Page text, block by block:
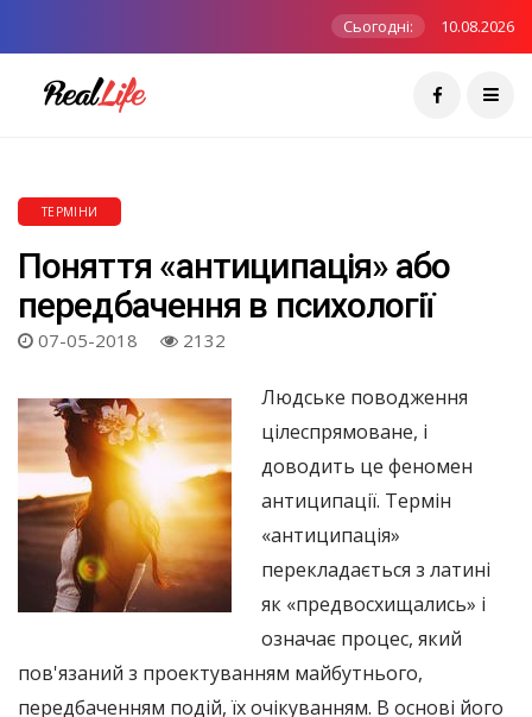
Сьогодні: 10.08.2026
ТЕРМІНИ
Поняття «антиципація» або
передбачення в психології
07-05-2018 2132
Людське поводження
цілеспрямоване, і
доводить це феномен
антиципації. Термін
«антиципація»
перекладається з латині
як «предвосхищались» і
означає процес, який
пов'язаний з проектуванням майбутнього,
передбаченням подій, їх очікуванням. В основі його